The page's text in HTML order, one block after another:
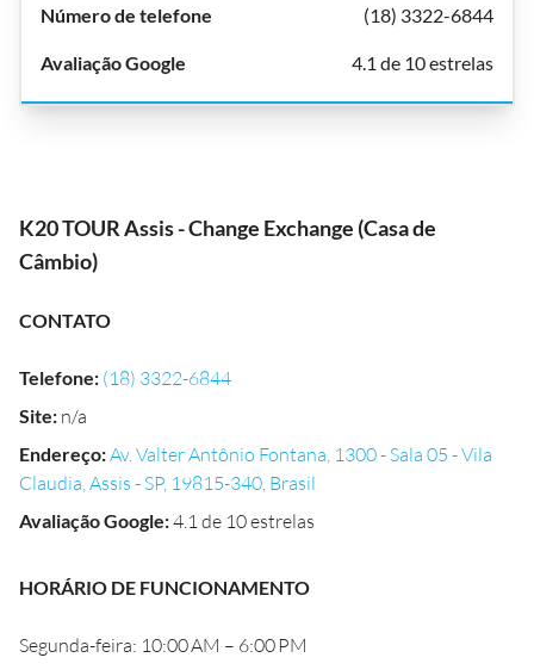
(18) 3322-6844
4.1 de 10 estrelas
K20 TOUR Assis - Change Exchange (Casa de
Câmbio)
CONTATO
Telefone: (18) 3322-6844
Site: n/a
Endereço:Av. Valter Antônio Fontana, 1300 - Sala 05 - Vila
Claudia, Assis - SP, 19815-340, Brasil
Avaliação Google:4.1 de 10 estrelas
HORÁRIO DE FUNCIONAMENTO
Segunda-feira: 10:00 AM – 6:00 PM